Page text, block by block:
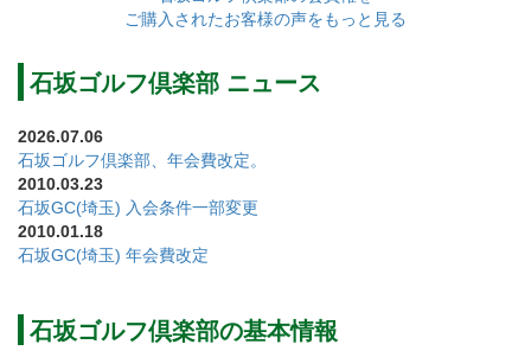
メンバー同士の交流を通じて得られる心の「豊か
さ」、「快適」さを追及したクラブハウスで「ゆと
り」のあるメンバーライフ満喫してみませんか？
是非この機会にご検討ください。
年会費を下記のとおり改定します。
①実施：令和9年度分（令和8年11月請求分）より
正会員【改定前】66,000円（税込）→【改定後】
ご購入されたお客様の声をもっと見る
石坂ゴルフ倶楽部 ニュース
2026.07.06
石坂ゴルフ倶楽部、年会費改定。
2010.03.23
石坂GC(埼玉) 入会条件一部変更
2010.01.18
石坂GC(埼玉) 年会費改定
石坂ゴルフ倶楽部の基本情報